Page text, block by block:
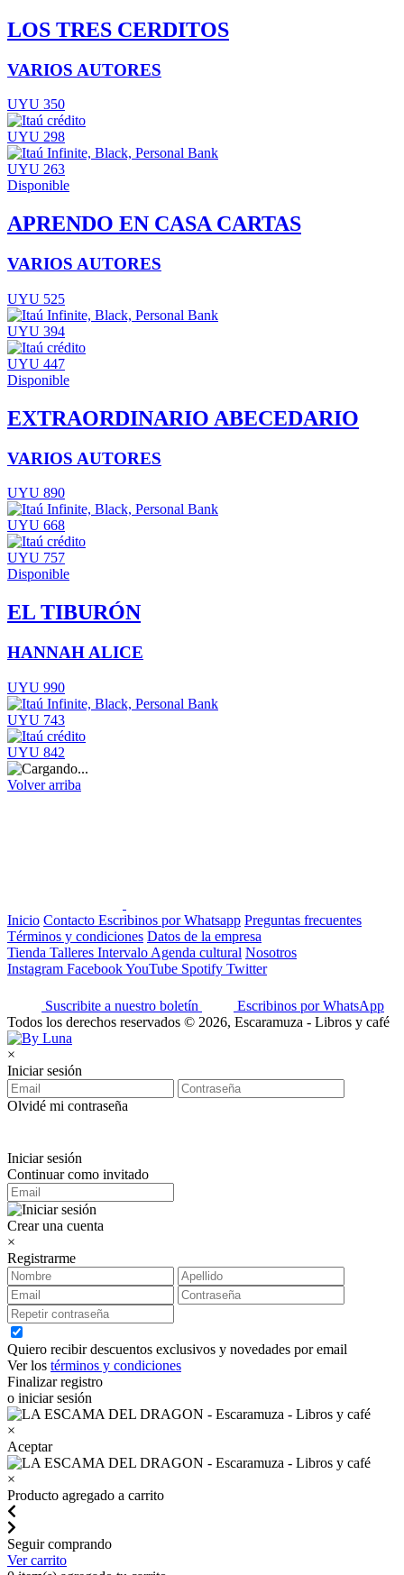
LOS TRES CERDITOS
VARIOS AUTORES
UYU 350
UYU 298
UYU 263
Disponible
APRENDO EN CASA CARTAS
VARIOS AUTORES
UYU 525
UYU 394
UYU 447
Disponible
EXTRAORDINARIO ABECEDARIO
VARIOS AUTORES
UYU 890
UYU 668
UYU 757
Disponible
EL TIBURÓN
HANNAH ALICE
UYU 990
UYU 743
UYU 842
Volver arriba
Inicio Contacto Escribinos por Whatsapp Preguntas frecuentes
Términos y condiciones Datos de la empresa
Tienda Talleres Intervalo Agenda cultural Nosotros
Instagram FacebookYouTube Spotify Twitter
Suscribite a nuestro boletín
Escribinos por WhatsApp
Todos los derechos reservados © 2026, Escaramuza - Libros y café
×
Iniciar sesión
Olvidé mi contraseña
Iniciar sesión
Continuar como invitado
Crear una cuenta
×
Registrarme
Quiero recibir descuentos exclusivos y novedades por email
Ver los términos y condiciones
Finalizar registro
o iniciar sesión
×
Aceptar
×
Producto agregado a carrito
Seguir comprando
Ver carrito